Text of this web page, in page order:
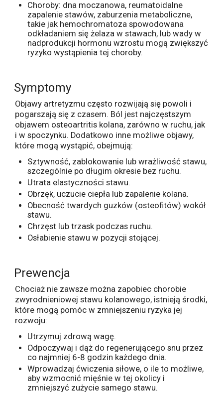
Choroby: dna moczanowa, reumatoidalne
zapalenie stawów, zaburzenia metaboliczne,
takie jak hemochromatoza spowodowana
odkładaniem się żelaza w stawach, lub wady w
nadprodukcji hormonu wzrostu mogą zwiększyć
ryzyko wystąpienia tej choroby.
Symptomy
Objawy artretyzmu często rozwijają się powoli i
pogarszają się z czasem. Ból jest najczęstszym
objawem osteoartritis kolana, zarówno w ruchu, jak
i w spoczynku. Dodatkowo inne możliwe objawy,
które mogą wystąpić, obejmują:
Sztywność, zablokowanie lub wrażliwość stawu,
szczególnie po długim okresie bez ruchu.
Utrata elastyczności stawu.
Obrzęk, uczucie ciepła lub zapalenie kolana.
Obecność twardych guzków (osteofitów) wokół
stawu.
Chrzęst lub trzask podczas ruchu.
Osłabienie stawu w pozycji stojącej.
Prewencja
Chociaż nie zawsze można zapobiec chorobie
zwyrodnieniowej stawu kolanowego, istnieją środki,
które mogą pomóc w zmniejszeniu ryzyka jej
rozwoju:
Utrzymuj zdrową wagę.
Odpoczywaj i dąż do regenerującego snu przez
co najmniej 6-8 godzin każdego dnia.
Wprowadzaj ćwiczenia siłowe, o ile to możliwe,
aby wzmocnić mięśnie w tej okolicy i
zmniejszyć zużycie samego stawu.